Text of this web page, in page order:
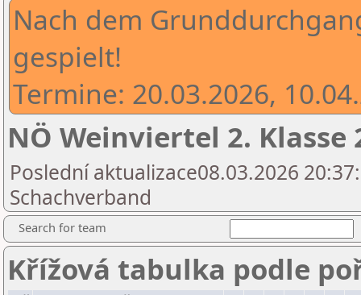
Nach dem
gespielt!
Termine: 20.03.2026,
NÖ Weinviertel 2. Klasse
Poslední aktualizace08.03.2026
Schachverband
Search for team
Křížová tabulka podle